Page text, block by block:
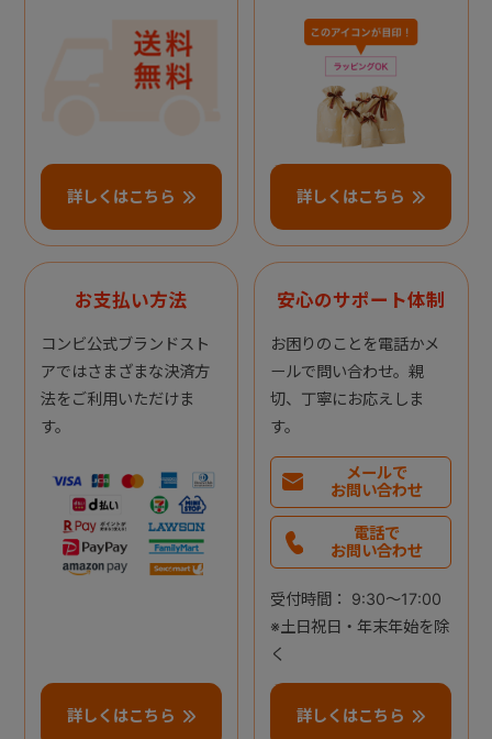
詳しくはこちら 詳しくはこちら
お支払い方法
コンビ公式ブランドスト
アではさまざまな決済方
法をご利用いただけま
す。
詳しくはこちら
安心のサポート体制
お困りのことを電話かメ
ールで問い合わせ。親
切、丁寧にお応えしま
す。
メールで
お問い合わせ
電話で
お問い合わせ
受付時間： 9:30～17:00
※土日祝日・年末年始を除
く
詳しくはこちら